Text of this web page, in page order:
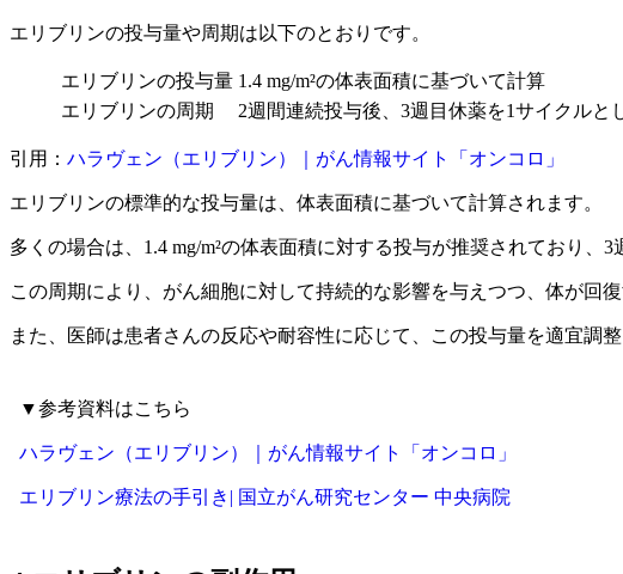
エリブリンの投与量や周期は以下のとおりです。
エリブリンの投与量 1.4 mg/m²の体表面積に基づいて計算
エリブリンの周期
2週間連続投与後、3週目休薬を1サイクルと
引用： ハラヴェン（エリブリン）｜がん情報サイト「オンコロ」
エリブリンの標準的な投与量は、体表面積に基づいて計算されます。
多くの場合は、1.4 mg/m²の体表面積に対する投与が推奨されており
この周期により、がん細胞に対して持続的な影響を与えつつ、体が回
また、医師は患者さんの反応や耐容性に応じて、この投与量を適宜調整
▼参考資料はこちら
ハラヴェン（エリブリン）｜がん情報サイト「オンコロ」
エリブリン療法の手引き| 国立がん研究センター 中央病院